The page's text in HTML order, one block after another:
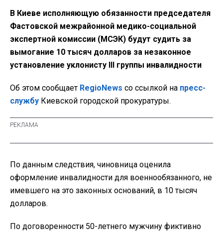
В Киеве исполняющую обязанности председателя
Фастовской межрайонной медико-социальной
экспертной комиссии (МСЭК) будут судить за
вымогание 10 тысяч долларов за незаконное
установление уклонисту III группы инвалидности
Об этом сообщает RegioNews со ссылкой на пресс-
службу Киевской городской прокуратуры.
По данным следствия, чиновница оценила
оформление инвалидности для военнообязанного, не
имевшего на это законных оснований, в 10 тысяч
долларов.
По договоренности 50-летнего мужчину фиктивно